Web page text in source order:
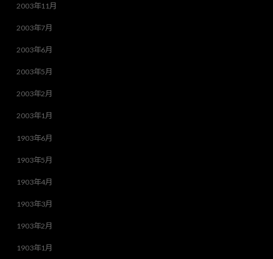
2003年11月
2003年7月
2003年6月
2003年5月
2003年2月
2003年1月
1903年6月
1903年5月
1903年4月
1903年3月
1903年2月
1903年1月